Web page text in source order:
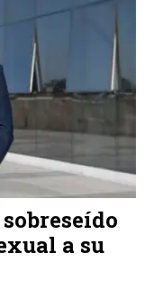
a su